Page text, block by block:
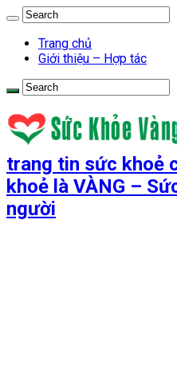
Trang chủ
Giới thiệu – Hợp tác
trang tin sức khoẻ
khoẻ là VÀNG –
người